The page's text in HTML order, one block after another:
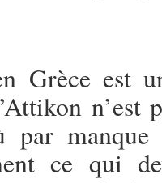
Grèce est
n’est
par
ce qui